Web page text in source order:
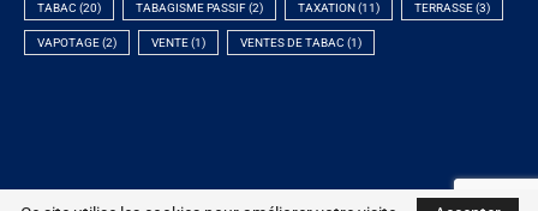
TABAC (20) TABAGISME PASSIF(2) TAXATION (11) TERRASSE(3)
VAPOTAGE(2) VENTE(1) VENTES DE TABAC (1)